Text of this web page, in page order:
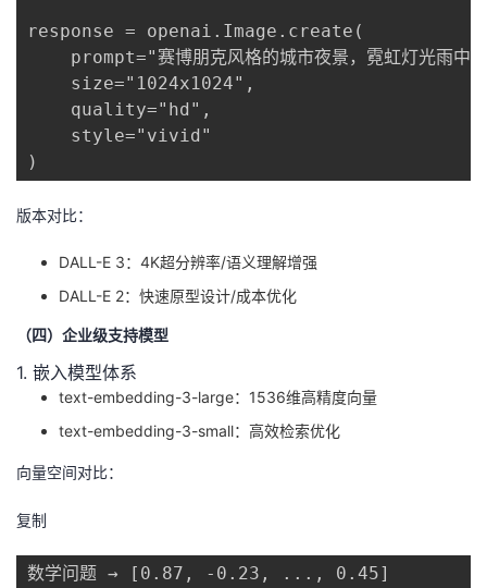
response = openai.Image.create(
prompt="赛博朋克风格的城市夜景，霓虹灯光雨中
    size="1024x1024",
    quality="hd",
    style="vivid"
)
版本对比：
DALL-E 3：4K超分辨率/语义理解增强
DALL-E 2：快速原型设计/成本优化
（四）企业级支持模型
1. 嵌入模型体系
text-embedding-3-large：1536维高精度向量
text-embedding-3-small：高效检索优化
向量空间对比：
复制
数学问题 → [0.87, -0.23, ..., 0.45]